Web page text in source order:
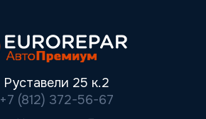
Руставели 25 к.2
+7 (812) 372-56-67